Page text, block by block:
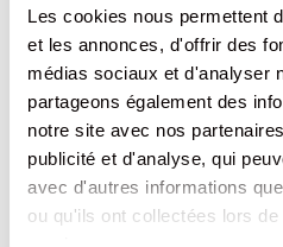
Les cookies nous permettent
et les annonces, d'offrir des
médias sociaux et d'analyser
partageons également des
notre site avec nos
publicité et d'analyse, qui
avec d'autres informations
ou qu'ils ont collectées lors
SACHET DE 100 CAPOTE2VERRE /1